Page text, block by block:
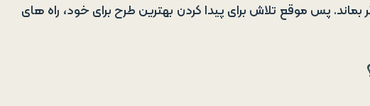
پس موقع تلاش برای پیدا کردن بهترین طرح برای خود، راه های